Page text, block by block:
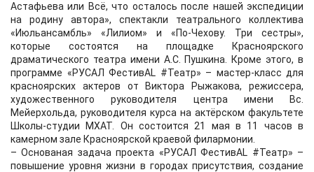
Астафьева или Всё, что осталось после нашей экспедиции
на родину автора», спектакли театрального коллектива
«Июльансамбль» «Лилиом» и «По-Чехову. Три сестры»,
которые состоятся на площадке Красноярского
драматического театра имени А.С. Пушкина. Кроме этого, в
программе «РУСАЛ ФестивAL #Театр» – мастер-класс для
красноярских актеров от Виктора Рыжакова, режиссера,
художественного руководителя центра имени Вс.
Мейерхольда, руководителя курса на актёрском факультете
Школы-студии МХАТ. Он состоится 21 мая в 11 часов в
камерном зале Красноярской краевой филармонии.
– Основаная задача проекта «РУСАЛ ФестивAL #Театр» –
повышение уровня жизни в городах присутствия, создание